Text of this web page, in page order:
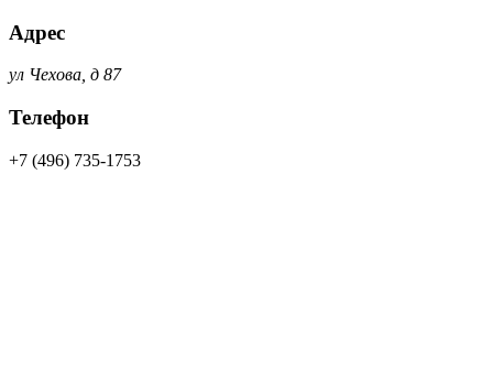
Адрес
ул Чехова, д 87
Телефон
+7 (496) 735-1753